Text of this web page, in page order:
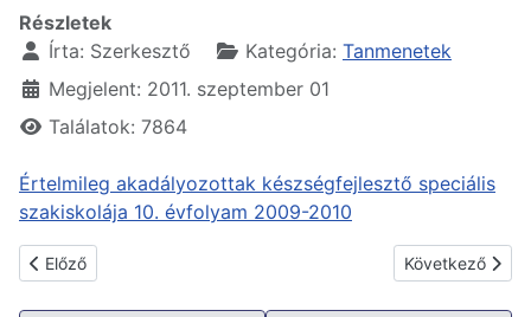
Részletek
Írta: Szerkesztő Kategória: Tanmenetek
Megjelent: 2011. szeptember 01
Találatok: 7864
Értelmileg akadályozottak készségfejlesztő speciális
szakiskolája 10. évfolyam 2009-2010
Előző cikk: Matematika tanmenet 1. osztály
Előző Következő
Következő